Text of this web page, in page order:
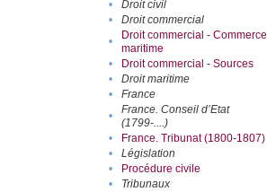
•
Droit civil
•
Droit commercial
•
Droit commercial - Commerce
maritime
• Droit commercial - Sources
•
Droit maritime
•
France
•
France. Conseil d’Etat
(1799-....)
• France. Tribunat (1800-1807)
•
Législation
•
Procédure civile
•
Tribunaux